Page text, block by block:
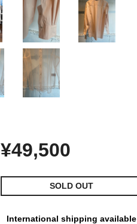
¥49,500
SOLD OUT
International shipping available